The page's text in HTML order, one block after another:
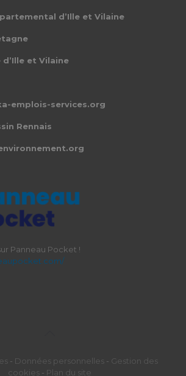
d’Ille et Vilaine
et Vilaine
emplois-services.org
Rennais
Panneau Pocket !
- Données personnelles - Gestion des
cookies- Plan du site